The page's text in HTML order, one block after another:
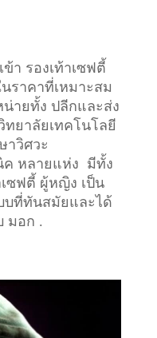
า รองเท้าเซฟตี้
ราคาที่เหมาะสม
ายทั้ง ปลีกและส่ง
ยาลัยเทคโนโลยี
าวิศวะ
ค หลายแห่ง มีทั้ง
เซฟตี้ ผู้หญิง เป็น
บที่ทันสมัยและได้
มอก .